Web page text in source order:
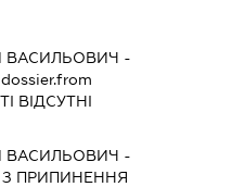
ВАСИЛЬОВИЧ -
ВІДСУТНІ
ВАСИЛЬОВИЧ -
З ПРИПИНЕННЯ